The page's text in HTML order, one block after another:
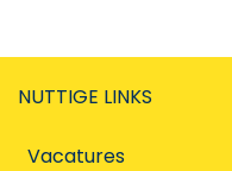
NUTTIGE LINKS
Vacatures